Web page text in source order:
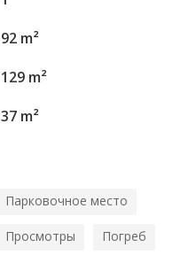
92 m²
129 m²
37 m²
Парковочное место
Просмотры Погреб